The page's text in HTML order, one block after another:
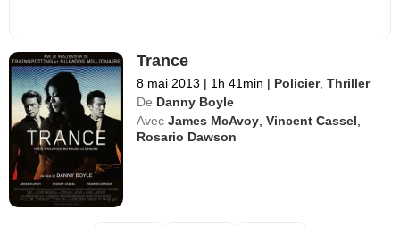
Trance
8 mai 2013 | 1h 41min | Policier,Thriller
De Danny Boyle
Avec James McAvoy ,Vincent Cassel
Rosario Dawson